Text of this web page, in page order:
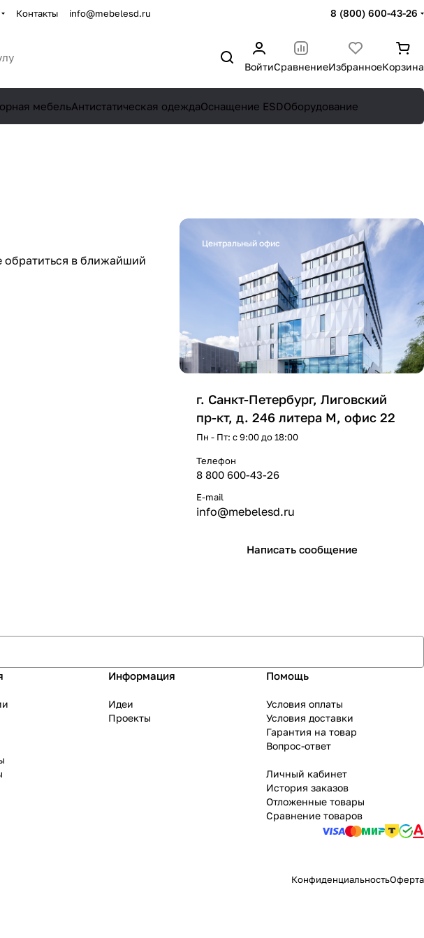
Контакты info@mebelesd.ru 8 (800) 600-43-26
ВойтиСравнениеИзбранноеКорзина
мебельАнтистатическая одеждаОснащение ESDОборудование
в ближайший
Центральный офис
г. Санкт-Петербург, Лиговский
пр-кт, д. 246 литера М, офис 22
Пн - Пт: с 9:00 до 18:00
Телефон
8 800 600-43-26
E-mail
info@mebelesd.ru
Написать сообщение
Информация
Идеи
Проекты
Помощь
Условия оплаты
Условия доставки
Гарантия на товар
Вопрос-ответ
Личный кабинет
История заказов
Отложенные товары
Сравнение товаров
КонфиденциальностьОферта